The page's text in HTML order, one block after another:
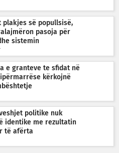
plakjes së popullsisë,
pasoja për
sistemin
e granteve te sfidat në
kërkojnë
politike nuk
identike me rezultatin
të afërta